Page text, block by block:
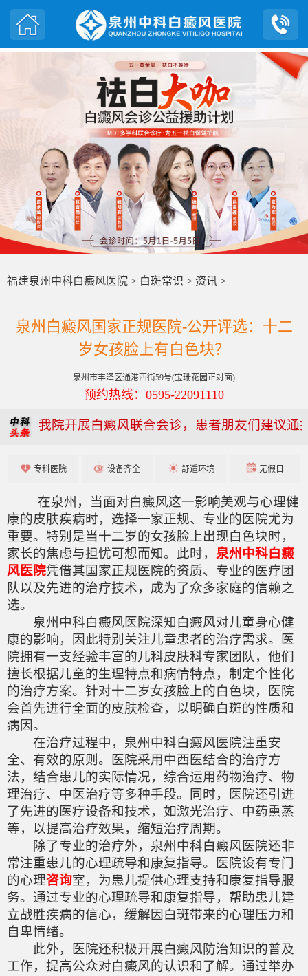
福建泉州中科白癜风医院 > 白斑常识 > 资讯 >
泉州白癜风国家正规医院-公开评选：十二
岁女孩脸上有白色块？
泉州市丰泽区通港西街59号(宝珊花园正对面)
预约热线：0595-22091110
我院开展白癜风联合会诊，患者朋友们建议通
专科医院 设备齐全 舒适环境 无假日
在泉州，当面对白癜风这一影响美观与心理健
康的皮肤疾病时，选择一家正规、专业的医院尤为
重要。特别是当十二岁的女孩脸上出现白色块时，
家长的焦虑与担忧可想而知。此时， 泉州中科白癜
风医院凭借其国家正规医院的资质、专业的医疗团
队以及先进的治疗技术，成为了众多家庭的信赖之
选。
泉州中科白癜风医院深知白癜风对儿童身心健
康的影响，因此特别关注儿童患者的治疗需求。医
院拥有一支经验丰富的儿科皮肤科专家团队，他们
擅长根据儿童的生理特点和病情特点，制定个性化
的治疗方案。针对十二岁女孩脸上的白色块，医院
会首先进行全面的皮肤检查，以明确白斑的性质和
病因。
在治疗过程中，泉州中科白癜风医院注重安
全、有效的原则。医院采用中西医结合的治疗方
法，结合患儿的实际情况，综合运用药物治疗、物
理治疗、中医治疗等多种手段。同时，医院还引进
了先进的医疗设备和技术，如激光治疗、中药熏蒸
等，以提高治疗效果，缩短治疗周期。
除了专业的治疗外，泉州中科白癜风医院还非
常注重患儿的心理疏导和康复指导。医院设有专门
的心理咨询室，为患儿提供心理支持和康复指导服
务。通过专业的心理疏导和康复指导，帮助患儿建
立战胜疾病的信心，缓解因白斑带来的心理压力和
自卑情绪。
此外，医院还积极开展白癜风防治知识的普及
工作，提高公众对白癜风的认识和了解。通过举办